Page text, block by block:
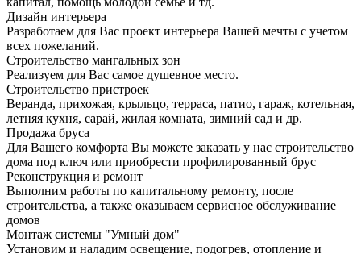
Дизайн интерьера
Разработаем для Вас проект интерьера Вашей мечты с учетом
всех пожеланий.
Строительство мангальных зон
Реализуем для Вас самое душевное место.
Строительство пристроек
Веранда, прихожая, крыльцо, терраса, патио, гараж, котельная,
летняя кухня, сарай, жилая комната, зимний сад и др.
Продажа бруса
Для Вашего комфорта Вы можете заказать у нас строительство
дома под ключ или приобрести профилированный брус
Реконструкция и ремонт
Выполним работы по капитальному ремонту, после
строительства, а также оказываем сервисное обслуживание
домов
Монтаж системы "Умный дом"
Установим и наладим освещение, подогрев, отопление и